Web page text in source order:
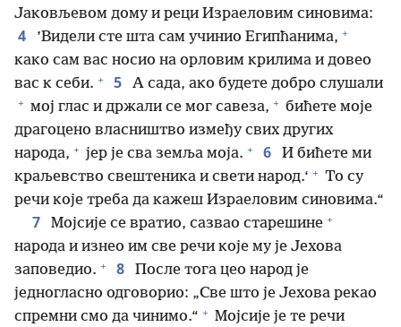
Јаковљевом дому и реци Израеловим синовима:
4 ’Видели сте шта сам учинио Египћанима, +
како сам вас носио на орловим крилима и довео
вас к себи. + 5 А сада, ако будете добро слушали
+ мој глас и држали се мог савеза, + бићете моје
драгоцено власништво између свих других
народа, + јер је сва земља моја. + 6
И бићете ми
краљевство свештеника и свети народ.‘ + То су
речи које треба да кажеш Израеловим синовима.“
7 Мојсије се вратио, сазвао старешине +
народа и изнео им све речи које му је Јехова
заповедио. + 8
После тога цео народ је
једногласно одговорио: „Све што је Јехова рекао
спремни смо да чинимо.“ + Мојсије је те речи